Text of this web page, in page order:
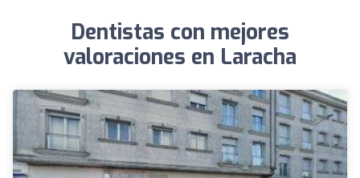
Dentistas con mejores
valoraciones en Laracha